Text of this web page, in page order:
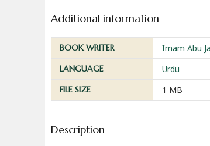
Additional information
BOOK WRITER Imam Abu
LANGUAGE Urdu
FILE SIZE 1 MB
Description